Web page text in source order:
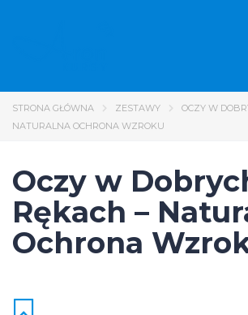
STRONA GŁÓWNA ZESTAWY
OCZY W
NATURALNA OCHRONA WZROKU
Oczy w
Rękach –
Ochrona